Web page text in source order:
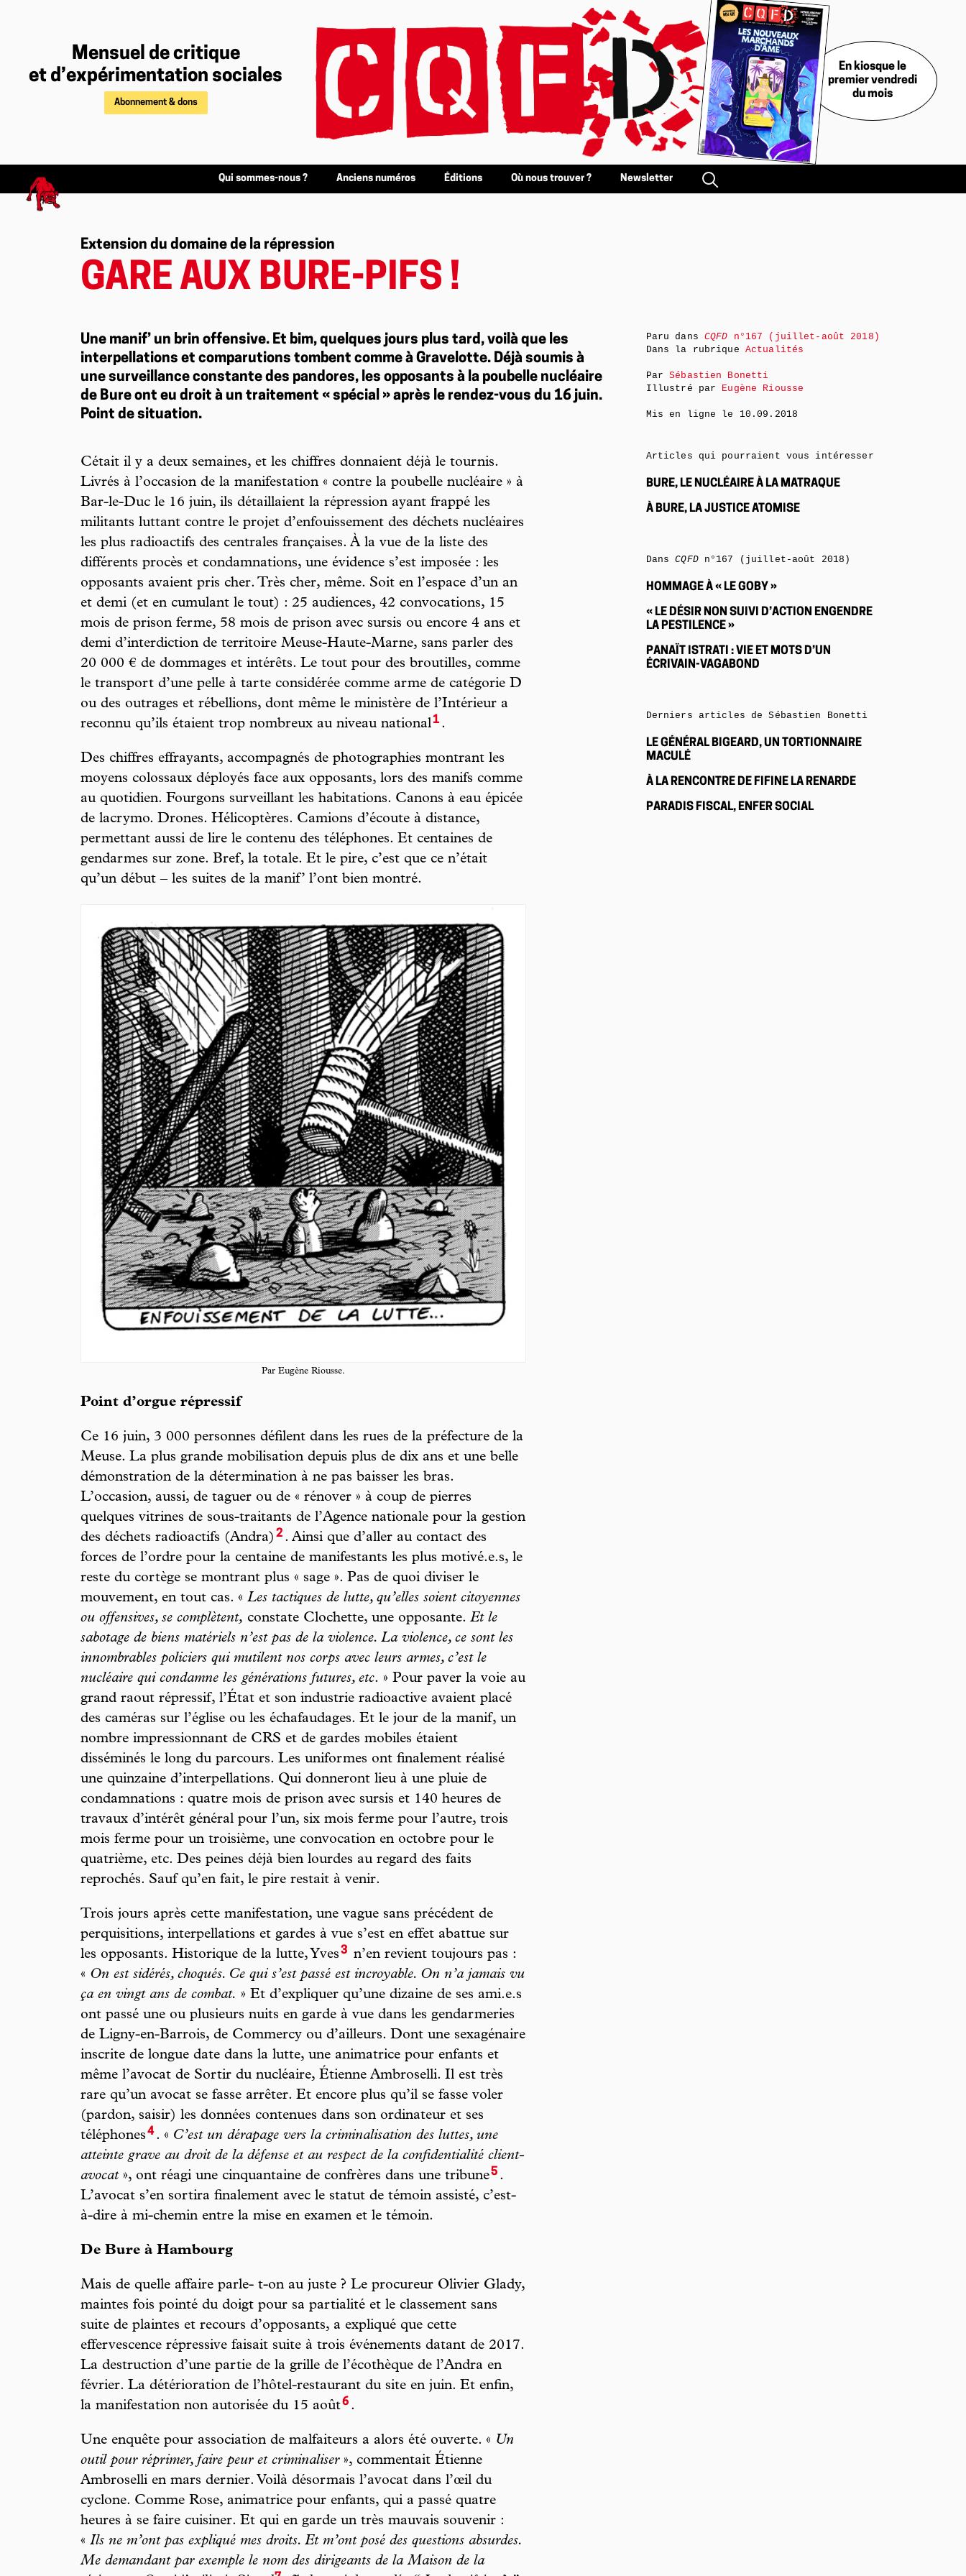
Mensuel de critique
et d’expérimentation sociales
Abonnement & dons
En kiosque le
premier vendredi
du mois
Qui sommes-nous ? Anciens numéros Éditions Où nous trouver ? Newsletter
Extension du domaine de la répression
GARE AUX BURE-PIFS !
Une manif’ un brin offensive. Et bim, quelques jours plus tard, voilà que les
interpellations et comparutions tombent comme à Gravelotte. Déjà soumis à
une surveillance constante des pandores, les opposants à la poubelle nucléaire
de Bure ont eu droit à un traitement « spécial » après le rendez-vous du 16 juin.
Point de situation.
Cétait il y a deux semaines, et les chiffres donnaient déjà le tournis.
Livrés à l’occasion de la manifestation « contre la poubelle nucléaire » à
Bar-le-Duc le 16 juin, ils détaillaient la répression ayant frappé les
militants luttant contre le projet d’enfouissement des déchets nucléaires
les plus radioactifs des centrales françaises. À la vue de la liste des
différents procès et condamnations, une évidence s’est imposée : les
opposants avaient pris cher. Très cher, même. Soit en l’espace d’un an
et demi (et en cumulant le tout) : 25 audiences, 42 convocations, 15
mois de prison ferme, 58 mois de prison avec sursis ou encore 4 ans et
demi d’interdiction de territoire Meuse-Haute-Marne, sans parler des
20 000 € de dommages et intérêts. Le tout pour des broutilles, comme
le transport d’une pelle à tarte considérée comme arme de catégorie D
ou des outrages et rébellions, dont même le ministère de l’Intérieur a
reconnu qu’ils étaient trop nombreux au niveau national1 .
Des chiffres effrayants, accompagnés de photographies montrant les
moyens colossaux déployés face aux opposants, lors des manifs comme
au quotidien. Fourgons surveillant les habitations. Canons à eau épicée
de lacrymo. Drones. Hélicoptères. Camions d’écoute à distance,
permettant aussi de lire le contenu des téléphones. Et centaines de
gendarmes sur zone. Bref, la totale. Et le pire, c’est que ce n’était
qu’un début – les suites de la manif’ l’ont bien montré.
Par Eugène Riousse.
Point d’orgue répressif
Ce 16 juin, 3 000 personnes défilent dans les rues de la préfecture de la
Meuse. La plus grande mobilisation depuis plus de dix ans et une belle
démonstration de la détermination à ne pas baisser les bras.
L’occasion, aussi, de taguer ou de « rénover » à coup de pierres
quelques vitrines de sous-traitants de l’Agence nationale pour la gestion
des déchets radioactifs (Andra) 2 . Ainsi que d’aller au contact des
forces de l’ordre pour la centaine de manifestants les plus motivé.e.s, le
reste du cortège se montrant plus « sage ». Pas de quoi diviser le
mouvement, en tout cas. « Les tactiques de lutte, qu’elles soient citoyennes
ou offensives, se complètent, constate Clochette, une opposante. Et le
sabotage de biens matériels n’est pas de la violence. La violence, ce sont les
innombrables policiers qui mutilent nos corps avec leurs armes, c’est le
nucléaire qui condamne les générations futures, etc. » Pour paver la voie au
grand raout répressif, l’État et son industrie radioactive avaient placé
des caméras sur l’église ou les échafaudages. Et le jour de la manif, un
nombre impressionnant de CRS et de gardes mobiles étaient
disséminés le long du parcours. Les uniformes ont finalement réalisé
une quinzaine d’interpellations. Qui donneront lieu à une pluie de
condamnations : quatre mois de prison avec sursis et 140 heures de
travaux d’intérêt général pour l’un, six mois ferme pour l’autre, trois
mois ferme pour un troisième, une convocation en octobre pour le
quatrième, etc. Des peines déjà bien lourdes au regard des faits
reprochés. Sauf qu’en fait, le pire restait à venir.
Trois jours après cette manifestation, une vague sans précédent de
perquisitions, interpellations et gardes à vue s’est en effet abattue sur
les opposants. Historique de la lutte, Yves3 n’en revient toujours pas :
« On est sidérés, choqués. Ce qui s’est passé est incroyable. On n’a jamais vu
ça en vingt ans de combat. » Et d’expliquer qu’une dizaine de ses ami.e.s
ont passé une ou plusieurs nuits en garde à vue dans les gendarmeries
de Ligny-en-Barrois, de Commercy ou d’ailleurs. Dont une sexagénaire
inscrite de longue date dans la lutte, une animatrice pour enfants et
même l’avocat de Sortir du nucléaire, Étienne Ambroselli. Il est très
rare qu’un avocat se fasse arrêter. Et encore plus qu’il se fasse voler
(pardon, saisir) les données contenues dans son ordinateur et ses
téléphones4. « C’est un dérapage vers la criminalisation des luttes, une
atteinte grave au droit de la défense et au respect de la confidentialité client-
avocat», ont réagi une cinquantaine de confrères dans une tribune5 .
L’avocat s’en sortira finalement avec le statut de témoin assisté, c’est-
à-dire à mi-chemin entre la mise en examen et le témoin.
De Bure à Hambourg
Mais de quelle affaire parle- t-on au juste ? Le procureur Olivier Glady,
maintes fois pointé du doigt pour sa partialité et le classement sans
suite de plaintes et recours d’opposants, a expliqué que cette
effervescence répressive faisait suite à trois événements datant de 2017.
La destruction d’une partie de la grille de l’écothèque de l’Andra en
février. La détérioration de l’hôtel-restaurant du site en juin. Et enfin,
la manifestation non autorisée du 15 août6 .
Une enquête pour association de malfaiteurs a alors été ouverte. « Un
outil pour réprimer, faire peur et criminaliser», commentait Étienne
Ambroselli en mars dernier. Voilà désormais l’avocat dans l’œil du
cyclone. Comme Rose, animatrice pour enfants, qui a passé quatre
heures à se faire cuisiner. Et qui en garde un très mauvais souvenir :
« Ils ne m’ont pas expliqué mes droits. Et m’ont posé des questions absurdes.
Me demandant par exemple le nom des dirigeants de la Maison de la
Paru dans CQFD n°167 (juillet-août 2018)
Dans la rubrique Actualités
ParSébastien Bonetti
Illustré par Eugène Riousse
Mis en ligne le 10.09.2018
Articles qui pourraient vous intéresser
BURE, LE NUCLÉAIRE À LA MATRAQUE
À BURE, LA JUSTICE ATOMISE
DansCQFDn°167 (juillet-août 2018)
HOMMAGE À « LE GOBY »
« LE DÉSIR NON SUIVI D’ACTION ENGENDRE
LA PESTILENCE »
PANAÏT ISTRATI : VIE ET MOTS D’UN
ÉCRIVAIN-VAGABOND
Derniers articles de Sébastien Bonetti
LE GÉNÉRAL BIGEARD, UN TORTIONNAIRE
MACULÉ
À LA RENCONTRE DE FIFINE LA RENARDE
PARADIS FISCAL, ENFER SOCIAL